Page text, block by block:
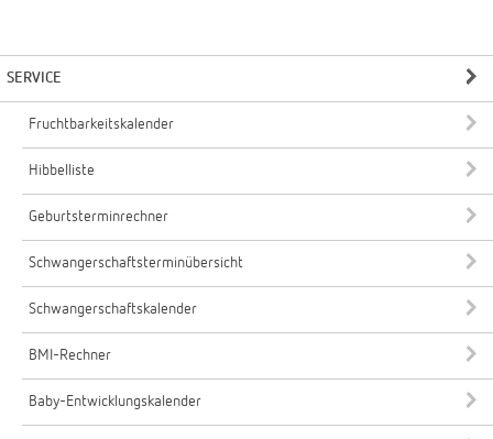
SERVICE
Fruchtbarkeitskalender
Hibbelliste
Geburtsterminrechner
Schwangerschaftsterminübersicht
Schwangerschaftskalender
BMI-Rechner
Baby-Entwicklungskalender